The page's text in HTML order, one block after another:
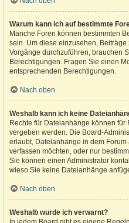
Warum kann ich auf bestimmte
Manche Foren können bestimmten
sein. Um diese einzusehen,
Vorgänge durchzuführen, brauchen
Berechtigungen. Fragen Sie einen
entsprechenden Berechtigungen.
Nach oben
Weshalb kann ich keine
Rechte für Dateianhänge können
vergeben werden. Die Board-
erlaubt, Dateianhänge in dem
verfassen möchten, oder nur
Sie können einen Administrator
wieso Sie keine Dateianhänge
Nach oben
Weshalb wurde ich verwarnt?